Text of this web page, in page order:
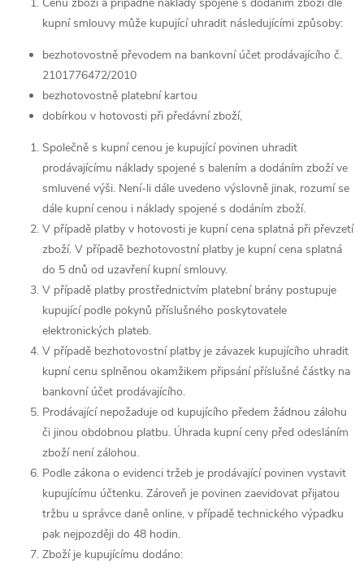
kupní smlouvy může kupující uhradit následujícími způsoby:
bezhotovostně převodem na bankovní účet prodávajícího č.
2101776472/2010
bezhotovostně platební kartou
dobírkou v hotovosti při předávní zboží,
Společně s kupní cenou je kupující povinen uhradit
prodávajícímu náklady spojené s balením a dodáním zboží ve
smluvené výši. Není-li dále uvedeno výslovně jinak, rozumí se
dále kupní cenou i náklady spojené s dodáním zboží.
V případě platby v hotovosti je kupní cena splatná při převzetí
zboží. V případě bezhotovostní platby je kupní cena splatná
do 5 dnů od uzavření kupní smlouvy.
V případě platby prostřednictvím platební brány postupuje
kupující podle pokynů příslušného poskytovatele
elektronických plateb.
V případě bezhotovostní platby je závazek kupujícího uhradit
kupní cenu splněnou okamžikem připsání příslušné částky na
bankovní účet prodávajícího.
Prodávající nepožaduje od kupujícího předem žádnou zálohu
či jinou obdobnou platbu. Úhrada kupní ceny před odesláním
zboží není zálohou.
Podle zákona o evidenci tržeb je prodávající povinen vystavit
kupujícímu účtenku. Zároveň je povinen zaevidovat přijatou
tržbu u správce daně online, v případě technického výpadku
pak nejpozději do 48 hodin.
Zboží je kupujícímu dodáno: